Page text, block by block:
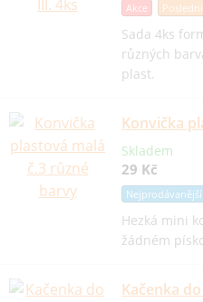
Akce
Sada 4ks
různých
plast.
Konvička
Skladem
29 Kč
Nejprodávanější
Hezká mini
žádném
Kačenka